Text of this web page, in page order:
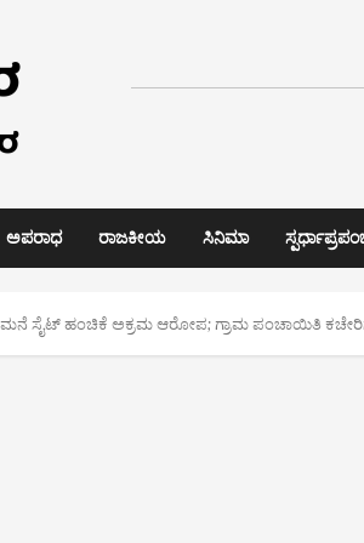
ಅಪರಾಧ ರಾಜಕೀಯ ಸಿನಿಮಾ
ಸೈಟ್ ಹಂಚಿಕೆ ಅಕ್ರಮ ಆರೋಪ; ಗ್ರಾಮ ಪಂಚಾಯಿತಿ ಕಚೇರಿಗೆ